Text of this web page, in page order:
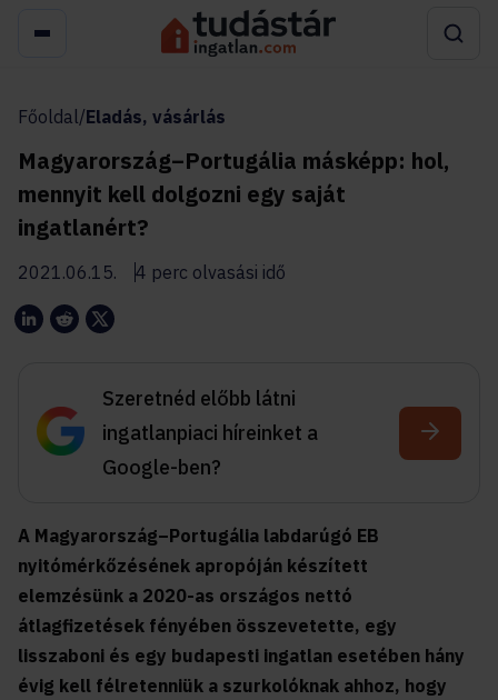
Főoldal/Eladás, vásárlás
Magyarország–Portugália másképp: hol,
mennyit kell dolgozni egy saját
ingatlanért?
2021.06.15. 4 perc olvasási idő
Szeretnéd előbb látni
ingatlanpiaci híreinket a
Google-ben?
A Magyarország–Portugália labdarúgó EB
nyitómérkőzésének apropóján készített
elemzésünk a 2020-as országos nettó
átlagfizetések fényében összevetette, egy
lisszaboni és egy budapesti ingatlan esetében hány
évig kell félretenniük a szurkolóknak ahhoz, hogy